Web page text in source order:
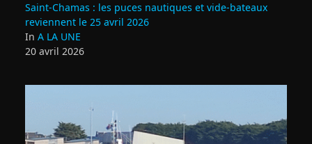
Saint‑Chamas : les puces nautiques et vide‑bateaux
reviennent le 25 avril 2026
In A LA UNE
20 avril 2026